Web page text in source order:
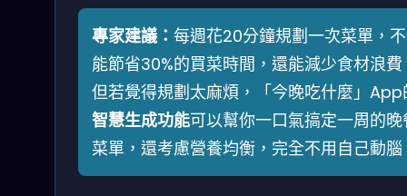
專家建議： 每週花20分鐘規劃一次菜單，
能節省30%的買菜時間，還能減少食材浪費
但若覺得規劃太麻煩，「今晚吃什麼」App
智慧生成功能可以幫你一口氣搞定一周的晚
菜單，還考慮營養均衡，完全不用自己動腦